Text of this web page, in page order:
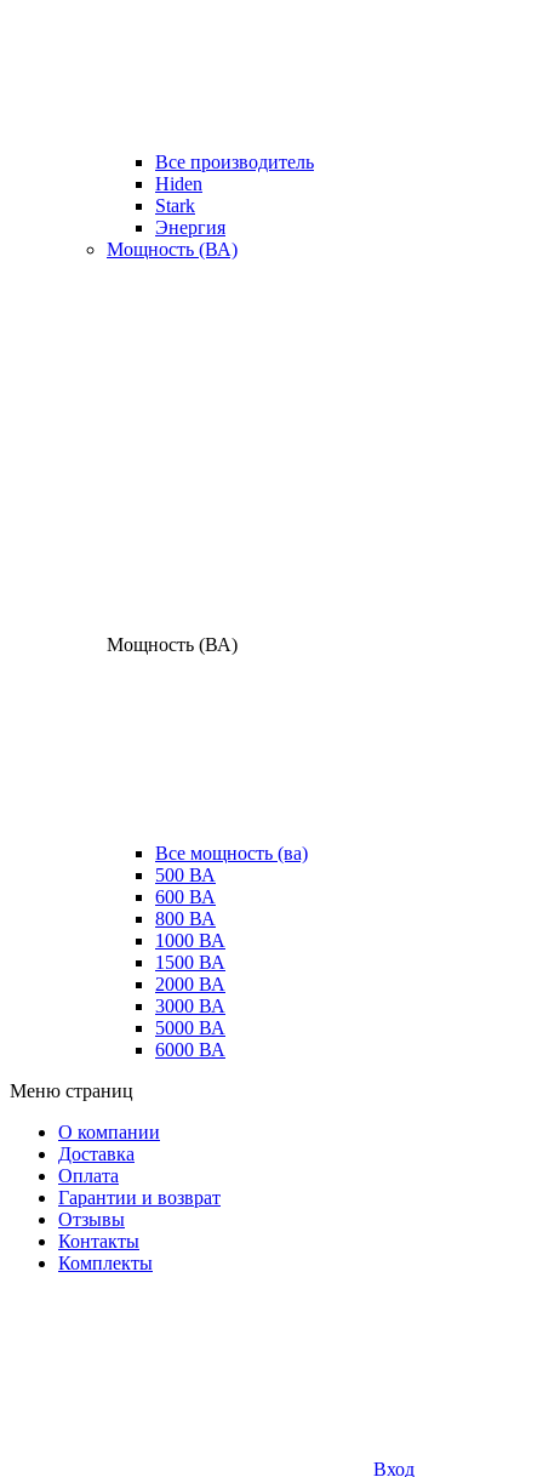
Все производитель
Hiden
Stark
Энергия
Мощность (ВА)
Мощность (ВА)
Все мощность (ва)
500 ВА
600 ВА
800 ВА
1000 ВА
1500 ВА
2000 ВА
3000 ВА
5000 ВА
6000 ВА
Меню страниц
О компании
Доставка
Оплата
Гарантии и возврат
Отзывы
Контакты
Комплекты
Вход